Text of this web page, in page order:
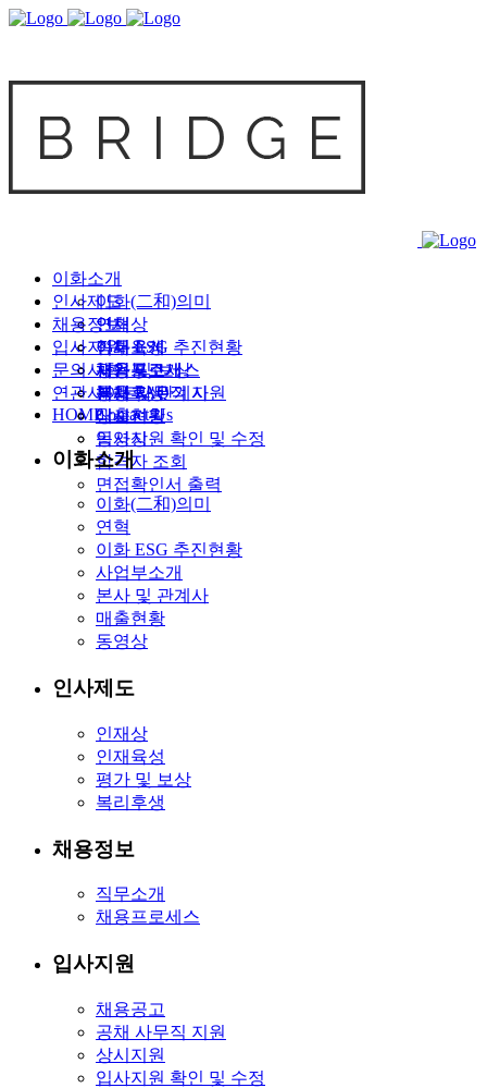
이화소개
이화(二和)의미
연혁
이화 ESG 추진현황
사업부소개
본사 및 관계사
매출현황
동영상
인사제도
인재상
인재육성
평가 및 보상
복리후생
채용정보
직무소개
채용프로세스
입사지원
채용공고
공채 사무직 지원
상시지원
입사지원 확인 및 수정
합격자 조회
면접확인서 출력
문의사항
채용 FAQ
Contact Us
연관사이트
HOME
이화소개
이화(二和)의미
연혁
이화 ESG 추진현황
사업부소개
본사 및 관계사
매출현황
동영상
인사제도
인재상
인재육성
평가 및 보상
복리후생
채용정보
직무소개
채용프로세스
입사지원
채용공고
공채 사무직 지원
상시지원
입사지원 확인 및 수정